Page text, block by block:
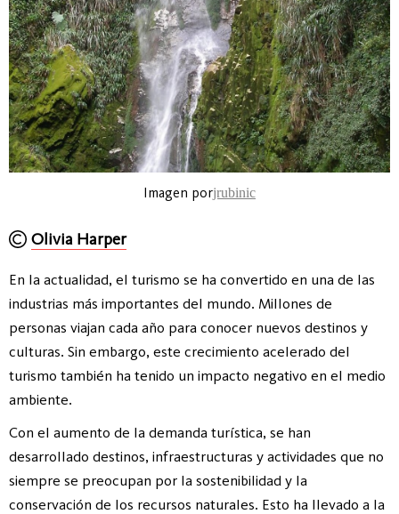
Imagen porjrubinic
Olivia Harper
En la actualidad, el turismo se ha convertido en una de las
industrias más importantes del mundo. Millones de
personas viajan cada año para conocer nuevos destinos y
culturas. Sin embargo, este crecimiento acelerado del
turismo también ha tenido un impacto negativo en el medio
ambiente.
Con el aumento de la demanda turística, se han
desarrollado destinos, infraestructuras y actividades que no
siempre se preocupan por la sostenibilidad y la
conservación de los recursos naturales. Esto ha llevado a la